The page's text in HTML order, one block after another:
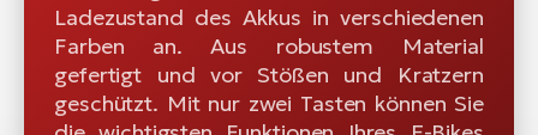
Ladezustand des Akkus in verschiedenen
Farben an. Aus robustem Material
gefertigt und vor Stößen und Kratzern
geschützt. Mit nur zwei Tasten können Sie